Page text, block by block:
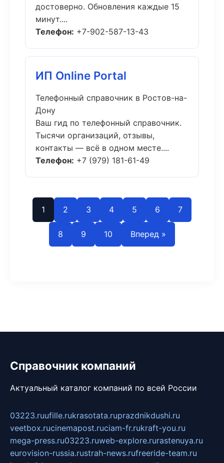
достоверно. Обновления каждые 15
минут....
Телефон: +7-902-587-13-43
ИП Online Portal
Телефонный справочник в Ростов-на-
Дону
Ваш гид по телефонный справочник.
Тысячи организаций, отзывы,
контакты — всё в одном месте....
Телефон: +7 (979) 181-61-49
1 2 3 4 5 6 7
8 9 10 Вперед »
Справочник компаний
Актуальный каталог компаний по всей России
03223.ruufille.rukrasotata.ruprazdnikdushi.ru
veetbox.rucinemapost.ruciam-fr.rukraft-you.ru
mega-press.ru03223.ruweb-explore.rurastenuya.ru
eurovision-russia.rustrah-news.rufreeride-team.ru